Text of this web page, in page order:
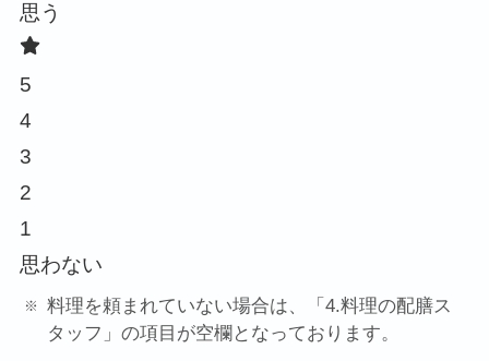
思う
5
4
3
2
1
思わない
料理を頼まれていない場合は、「4.料理の配膳ス
タッフ」の項目が空欄となっております。